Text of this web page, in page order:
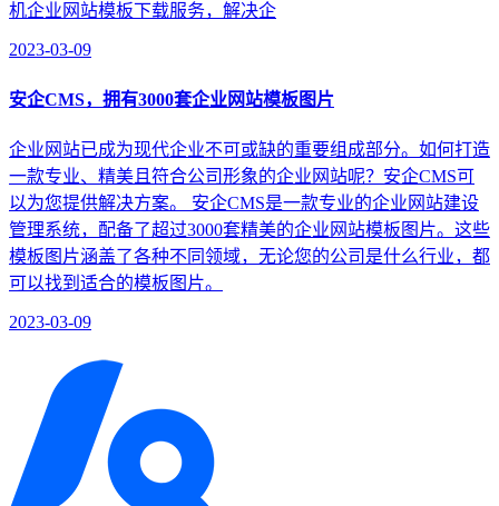
机企业网站模板下载服务，解决企
2023-03-09
安企CMS，拥有3000套企业网站模板图片
企业网站已成为现代企业不可或缺的重要组成部分。如何打造
一款专业、精美且符合公司形象的企业网站呢？安企CMS可
以为您提供解决方案。 安企CMS是一款专业的企业网站建设
管理系统，配备了超过3000套精美的企业网站模板图片。这些
模板图片涵盖了各种不同领域，无论您的公司是什么行业，都
可以找到适合的模板图片。
2023-03-09